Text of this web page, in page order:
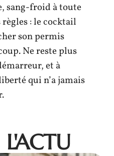
sang-froid à toute
: le cocktail
son permis
Ne reste plus
et à
qui n’a jamais